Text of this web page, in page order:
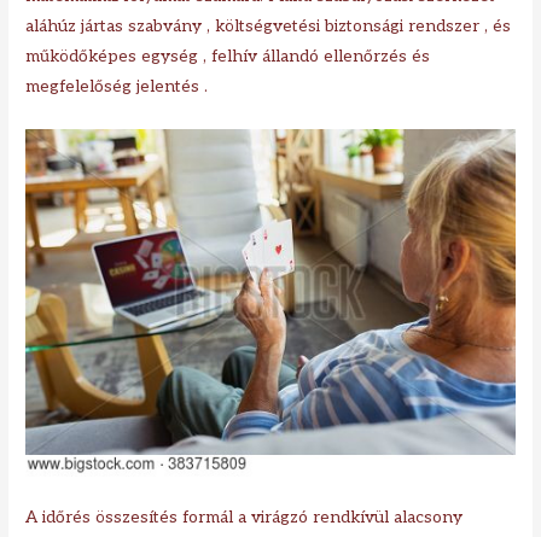
aláhúz jártas szabvány , költségvetési biztonsági rendszer , és
működőképes egység , felhív állandó ellenőrzés és
megfelelőség jelentés .
A időrés összesítés formál a virágzó rendkívül alacsony